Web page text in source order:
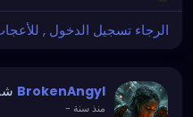
الرجاء تسجيل الدخول ,
BrokenAngyl
منذ سنة -